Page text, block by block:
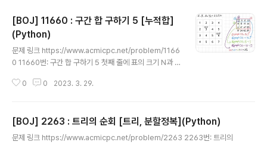
[BOJ] 11660 : 구간 합 구하기 5 [누적합]
(Python)
문제 링크 https://www.acmicpc.net/problem/1166
0 11660번: 구간 합 구하기 5 첫째 줄에 표의 크기 N과 합
M ≤ 100,000) 둘째 줄부터 N개의 줄에는 표에 채워져 있
n(): n, m = map(int, input().split()) graph = [[0] * (n
+1)] for _ in range(n): nums = [0] + list(map(int, s
0 0 2023. 3. 29.
[BOJ] 2263 : 트리의 순회 [트리, 분할정복](Python)
문제 링크 https://www.acmicpc.net/problem/2263 2263번: 트리의